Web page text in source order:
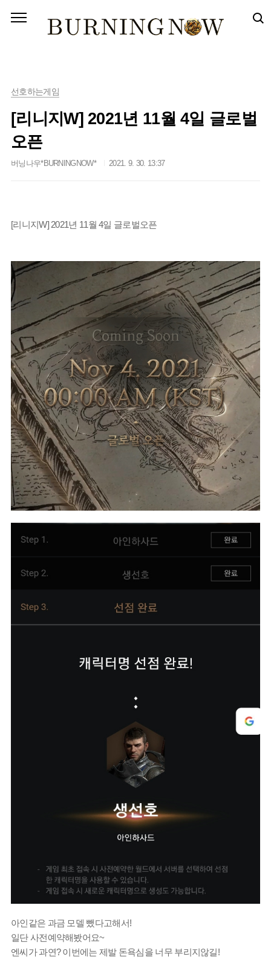
선호하는게임
[리니지W] 2021년 11월 4일 글로벌
오픈
버닝나우*BURNINGNOW* 2021. 9. 30. 13:37
[리니지W] 2021년 11월 4일 글로벌오픈
아인같은 과금 모델 뺐다고해서!
일단 사전예약해봤어요~
엔씨가 과연? 이번에는 제발 돈욕심을 너무 부리지않길!